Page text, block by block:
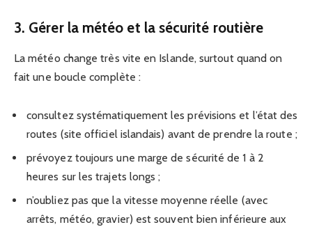
3. Gérer la météo et la sécurité routière
La météo change très vite en Islande, surtout quand on
fait une boucle complète :
consultez systématiquement les prévisions et l’état des
routes (site officiel islandais) avant de prendre la route ;
prévoyez toujours une marge de sécurité de 1 à 2
heures sur les trajets longs ;
n’oubliez pas que la vitesse moyenne réelle (avec
arrêts, météo, gravier) est souvent bien inférieure aux